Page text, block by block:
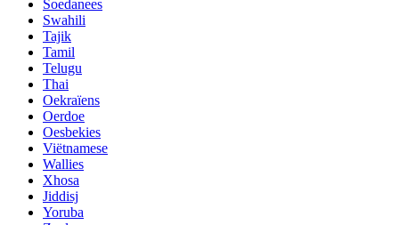
Soedanees
Swahili
Tajik
Tamil
Telugu
Thai
Oekraïens
Oerdoe
Oesbekies
Viëtnamese
Wallies
Xhosa
Jiddisj
Yoruba